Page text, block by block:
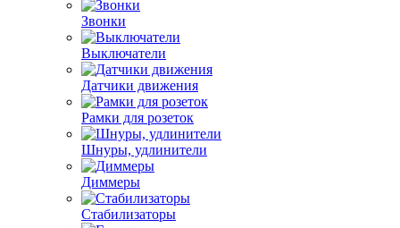
Звонки
Выключатели
Датчики движения
Рамки для розеток
Шнуры, удлинители
Диммеры
Стабилизаторы